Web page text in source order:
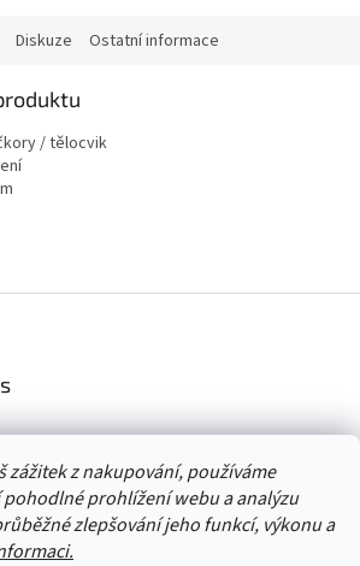
zážitek z nakupování, používáme
prohlížení webu a analýzu
zlepšování jeho funkcí, výkonu a
Diskuze Ostatní informace
/ tělocvik